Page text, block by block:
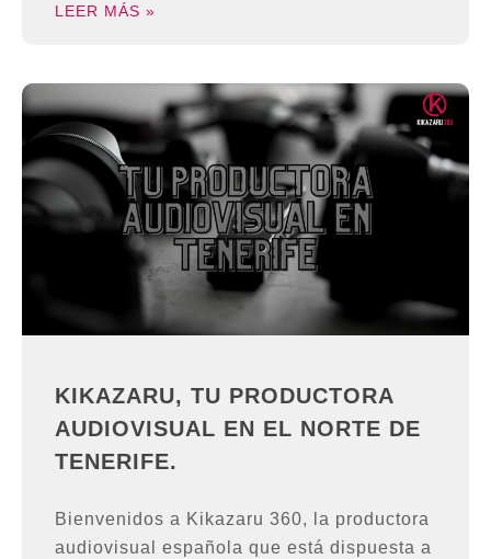
LEER MÁS »
KIKAZARU, TU PRODUCTORA
AUDIOVISUAL EN EL NORTE DE
TENERIFE.
Bienvenidos a Kikazaru 360, la productora
audiovisual española que está dispuesta a